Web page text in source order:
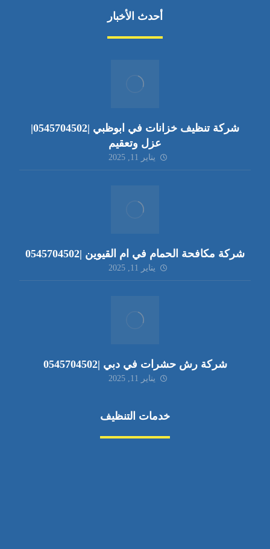
أحدث الأخبار
شركة تنظيف خزانات في ابوظبي |0545704502|
عزل وتعقيم
يناير 11, 2025
شركة مكافحة الحمام في ام القيوين |0545704502
يناير 11, 2025
شركة رش حشرات في دبي |0545704502
يناير 11, 2025
خدمات التنظيف